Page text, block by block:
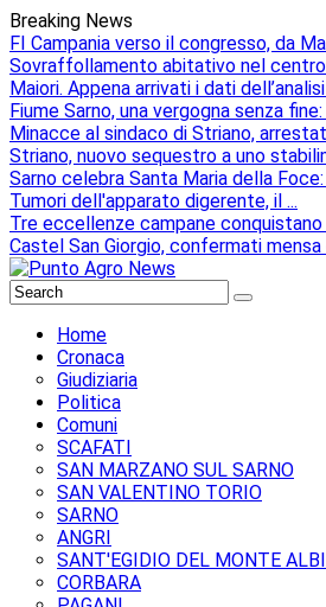
Breaking News
FI Campania verso il congresso, da
Sovraffollamento abitativo nel centro
Maiori. Appena arrivati i dati dell’analisi
Fiume Sarno, una vergogna senza fine:
Minacce al sindaco di Striano,
Striano, nuovo sequestro a uno
Sarno celebra Santa Maria della Foce:
Tumori dell'apparato digerente, il ...
Tre eccellenze campane conquistano
Castel San Giorgio, confermati
Home
Cronaca
Giudiziaria
Politica
Comuni
SCAFATI
SAN MARZANO SUL SARNO
SAN VALENTINO TORIO
SARNO
ANGRI
SANT'EGIDIO DEL MONTE
CORBARA